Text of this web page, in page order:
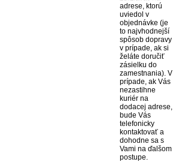
adrese, ktorú
uviedol v
objednávke (je
to najvhodnejší
spôsob dopravy
v prípade, ak si
želáte doručiť
zásielku do
zamestnania). V
prípade, ak Vás
nezastihne
kuriér na
dodacej adrese,
bude Vás
telefonicky
kontaktovať a
dohodne sa s
Vami na ďalšom
postupe.